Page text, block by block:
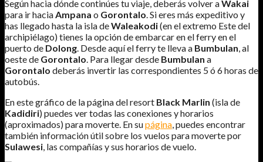
Según hacia dónde continúes tu viaje, deberás volver aWakai
para ir haciaAmpana o Gorontalo. Si eres más expeditivo y
has llegado hasta la isla deWaleakodi(en el extremo Este del
archipiélago) tienes la opción de embarcar en el ferry en el
puerto de Dolong. Desde aquí el ferry te lleva a Bumbulan, al
oeste de Gorontalo. Para llegar desde Bumbulan a
Gorontalo deberás invertir las correspondientes 5 ó 6 horas de
autobús.
En este gráfico de la página del resort Black Marlin (isla de
Kadidiri) puedes ver todas las conexiones y horarios
(aproximados) para moverte. En supágina, puedes encontrar
también información útil sobre los vuelos para moverte por
Sulawesi, las compañías y sus horarios de vuelo.